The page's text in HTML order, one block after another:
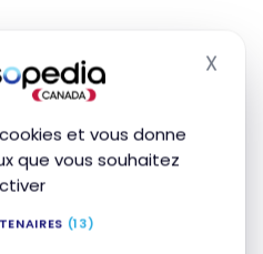
et vous donne
que vous souhaitez
(13)
X
gauche et à droite en
à Dubrovnik.
pas été grandement
seulement fait